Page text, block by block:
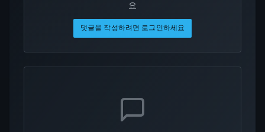
요
댓글을 작성하려면 로그인하세요